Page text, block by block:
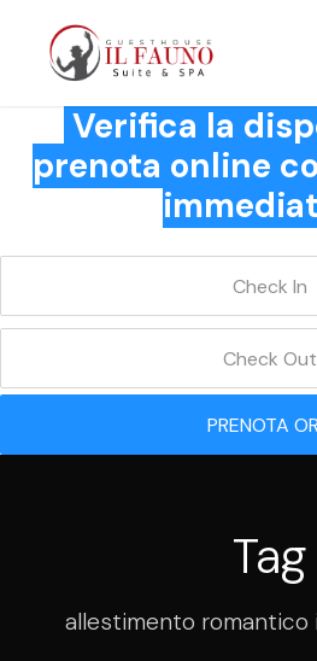
Verifica la
prenota online
PRENOTA
Tag
allestimento romantico